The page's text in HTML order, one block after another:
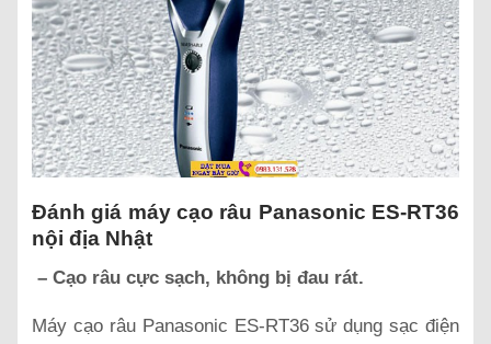
Đánh giá máy cạo râu Panasonic ES-RT36
nội địa Nhật
– Cạo râu cực sạch, không bị đau rát.
Máy cạo râu Panasonic ES-RT36 sử dụng sạc điện